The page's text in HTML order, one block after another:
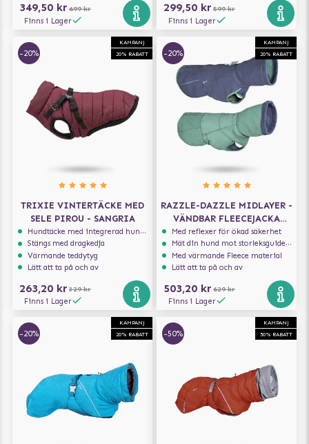
349,50 kr 699 kr
Finns i Lager
299,50 kr 599 kr
Finns i Lager
KAMPANJ
20% RABATT
-20%
TRIXIE VINTERTÄCKE MED
SELE PIROU - SANGRIA
Hundtäcke med integrerad hundsele
Stängs med dragkedja
Värmande teddytyg
Lätt att ta på och av
263,20 kr 329 kr
Finns i Lager
KAMPANJ
20% RABATT
-20%
RAZZLE-DAZZLE MIDLAYER -
VÄNDBAR FLEECEJACKA
BJÖRNBÄR
Med reflexer för ökad säkerhet
Mät din hund mot storleksguiden för att få rätt storlek
Med värmande Fleece material
Lätt att ta på och av
503,20 kr 629 kr
Finns i Lager
KAMPANJ
20% RABATT
-20%
KAMPANJ
50% RABATT
-50%